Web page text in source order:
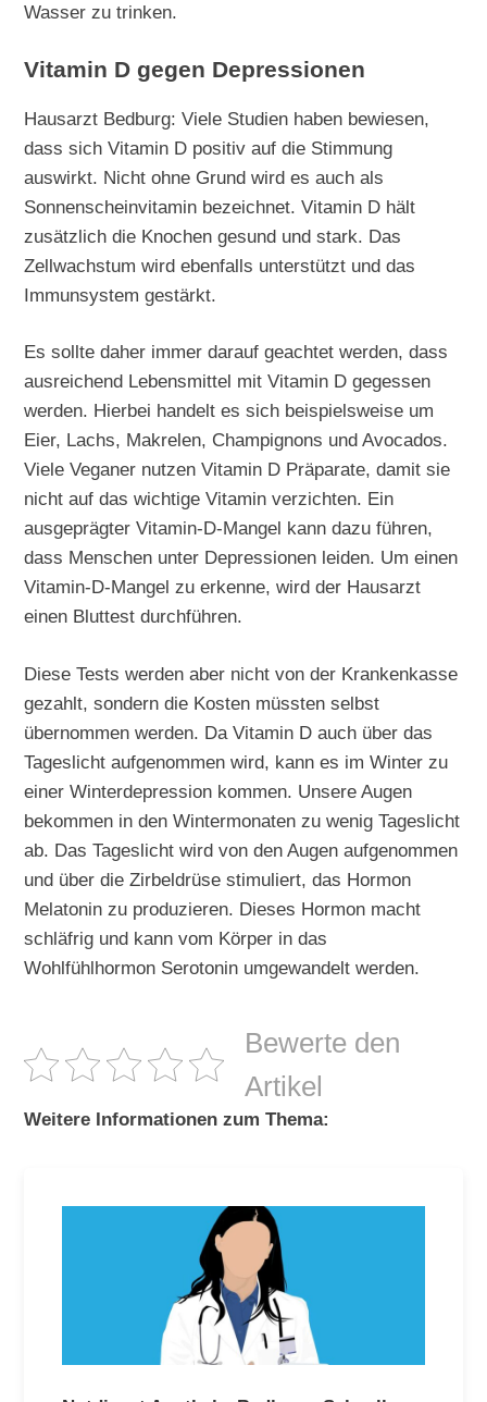
Wasser zu trinken.
Vitamin D gegen Depressionen
Hausarzt Bedburg: Viele Studien haben bewiesen,
dass sich Vitamin D positiv auf die Stimmung
auswirkt. Nicht ohne Grund wird es auch als
Sonnenscheinvitamin bezeichnet. Vitamin D hält
zusätzlich die Knochen gesund und stark. Das
Zellwachstum wird ebenfalls unterstützt und das
Immunsystem gestärkt.
Es sollte daher immer darauf geachtet werden, dass
ausreichend Lebensmittel mit Vitamin D gegessen
werden. Hierbei handelt es sich beispielsweise um
Eier, Lachs, Makrelen, Champignons und Avocados.
Viele Veganer nutzen Vitamin D Präparate, damit sie
nicht auf das wichtige Vitamin verzichten. Ein
ausgeprägter Vitamin-D-Mangel kann dazu führen,
dass Menschen unter Depressionen leiden. Um einen
Vitamin-D-Mangel zu erkenne, wird der Hausarzt
einen Bluttest durchführen.
Diese Tests werden aber nicht von der Krankenkasse
gezahlt, sondern die Kosten müssten selbst
übernommen werden. Da Vitamin D auch über das
Tageslicht aufgenommen wird, kann es im Winter zu
einer Winterdepression kommen. Unsere Augen
bekommen in den Wintermonaten zu wenig Tageslicht
ab. Das Tageslicht wird von den Augen aufgenommen
und über die Zirbeldrüse stimuliert, das Hormon
Melatonin zu produzieren. Dieses Hormon macht
schläfrig und kann vom Körper in das
Wohlfühlhormon Serotonin umgewandelt werden.
Bewerte den
Artikel
Weitere Informationen zum Thema: